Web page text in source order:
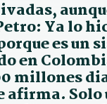
Ya lo
es un
en
millones
afirma.